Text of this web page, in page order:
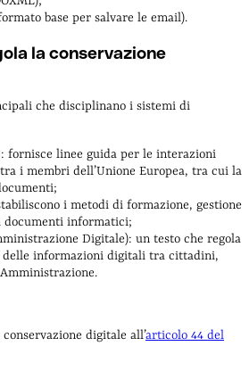
base per salvare le email).
la conservazione
che disciplinano i sistemi di
: fornisce linee guida per le interazioni
i membri dell’Unione Europea, tra cui la
i metodi di formazione, gestione
documenti informatici;
Digitale): un testo che regola
delle informazioni digitali tra cittadini,
digitale all’articolo 44 del